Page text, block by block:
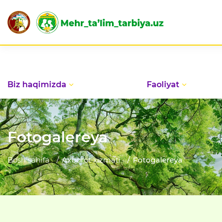
Biz haqimizda Faoliyat
Fotogalereya
Bosh sahifa Axborot xizmati Fotogalereya